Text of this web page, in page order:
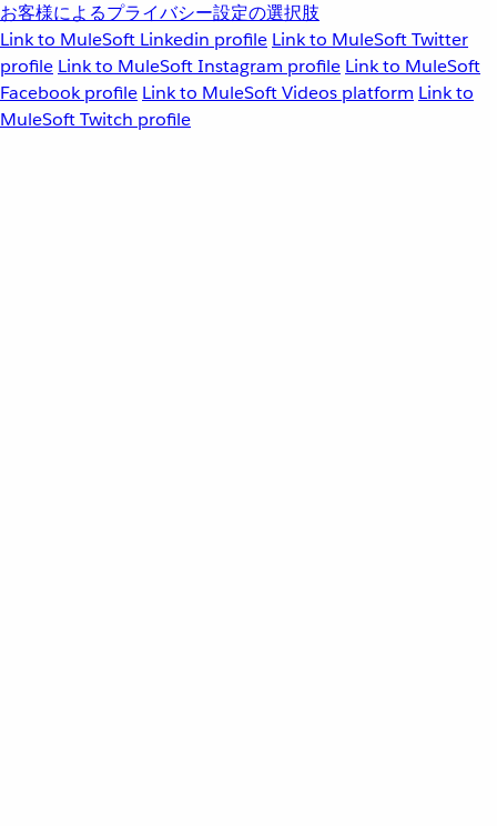
お客様によるプライバシー設定の選択肢
Link to MuleSoft Linkedin profile Link to MuleSoft Twitter
profile Link to MuleSoft Instagram profile Link to MuleSoft
Facebook profile Link to MuleSoft Videos platform Link to
MuleSoft Twitch profile